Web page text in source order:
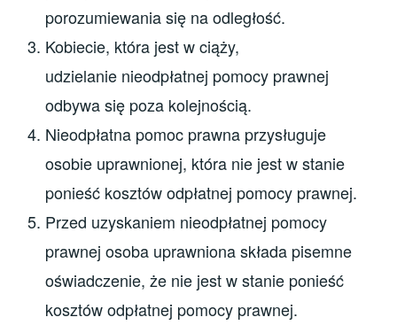
porozumiewania się na odległość.
Kobiecie, która jest w ciąży,
udzielanie nieodpłatnej pomocy prawnej
odbywa się poza kolejnością.
Nieodpłatna pomoc prawna przysługuje
osobie uprawnionej, która nie jest w stanie
ponieść kosztów odpłatnej pomocy prawnej.
Przed uzyskaniem nieodpłatnej pomocy
prawnej osoba uprawniona składa pisemne
oświadczenie, że nie jest w stanie ponieść
kosztów odpłatnej pomocy prawnej.